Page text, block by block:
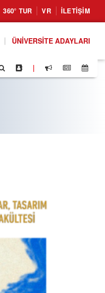
360° TUR VR İLETIŞIM
ÜNIVERSITE ADAYLARI
|